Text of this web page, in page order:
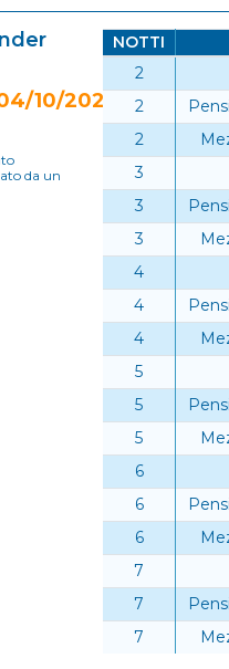
10/2026
da un
NOTTI
2
2
2
3
3
3
4
4
4
5
5
5
6
6
6
7
7
7